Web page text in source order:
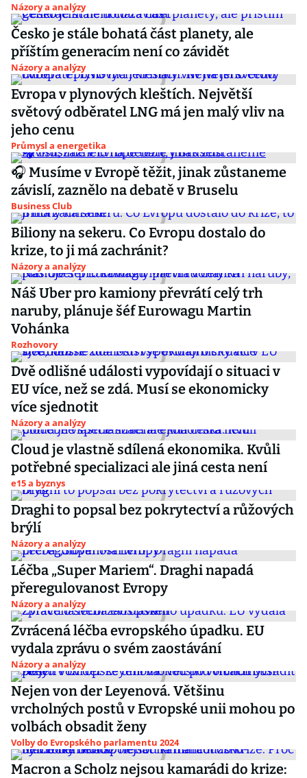
Názory a analýzy
Česko je stále bohatá část planety, ale
příštím generacím není co závidět
Názory a analýzy
Evropa v plynových kleštích. Největší
světový odběratel LNG má jen malý vliv na
jeho cenu
Průmysl a energetika
🎧 Musíme v Evropě těžit, jinak zůstaneme
závislí, zaznělo na debatě v Bruselu
Business Club
Biliony na sekeru. Co Evropu dostalo do
krize, to ji má zachránit?
Názory a analýzy
Náš Uber pro kamiony převrátí celý trh
naruby, plánuje šéf Eurowagu Martin
Vohánka
Rozhovory
Dvě odlišné události vypovídají o situaci v
EU více, než se zdá. Musí se ekonomicky
více sjednotit
Názory a analýzy
Cloud je vlastně sdílená ekonomika. Kvůli
potřebné specializaci ale jiná cesta není
e15 a byznys
Draghi to popsal bez pokrytectví a růžových
brýlí
Názory a analýzy
Léčba „Super Mariem“. Draghi napadá
přeregulovanost Evropy
Názory a analýzy
Zvrácená léčba evropského úpadku. EU
vydala zprávu o svém zaostávání
Názory a analýzy
Nejen von der Leyenová. Většinu
vrcholných postů v Evropské unii mohou po
volbách obsadit ženy
Volby do Evropského parlamentu 2024
Macron a Scholz nejsou kamarádi do krize: